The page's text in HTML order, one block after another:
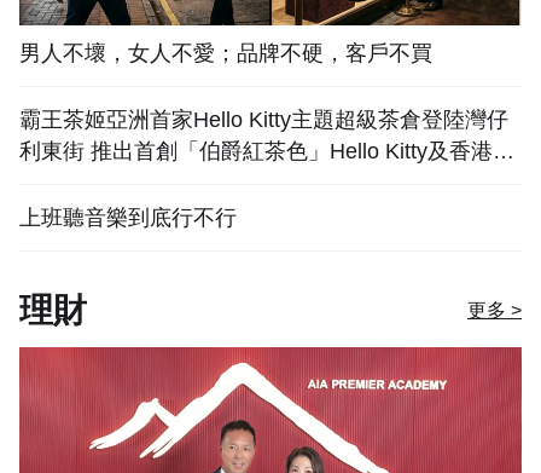
男人不壞，女人不愛；品牌不硬，客戶不買
霸王茶姬亞洲首家Hello Kitty主題超級茶倉登陸灣仔
利東街 推出首創「伯爵紅茶色」Hello Kitty及香港限
上班聽音樂到底行不行
理財 更多 >